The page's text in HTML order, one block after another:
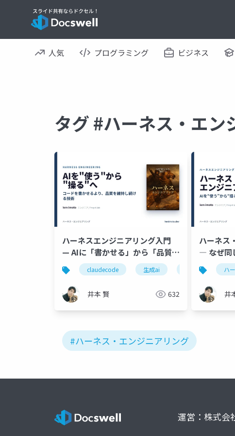
人気 プログラミング ビジネス
タグ #ハーネス・エン
ハーネスエンジニアリング入門
— AIに「書かせる」から「品質を
維持し続ける」へ
claudecode 生成ai aiエージェント
井本 賢 632
ハーネス
― なぜ同
か
ハ
井
#ハーネス・エンジニアリング
運営：株式会